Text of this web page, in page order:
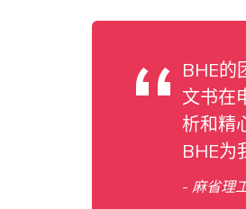
BHE的
文书在
析和精
BHE为
- 麻省理